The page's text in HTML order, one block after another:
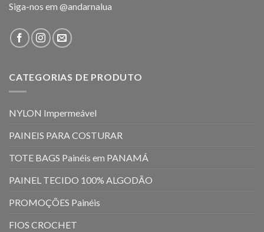
Siga-nos em @andarnalua
CATEGORIAS DE PRODUTO
NYLON Impermeável
PAINEIS PARA COSTURAR
TOTE BAGS Painéis em PANAMÁ
PAINEL TECIDO 100% ALGODÃO
PROMOÇÕES Painéis
FIOS CROCHET